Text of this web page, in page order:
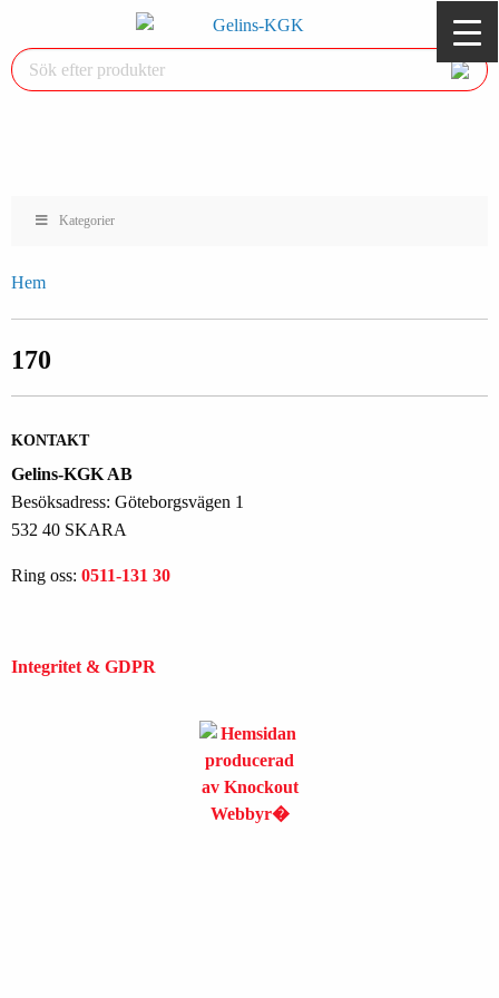
Kategorier
Hem
170
KONTAKT
Gelins-KGK AB
Besöksadress: Göteborgsvägen 1
532 40 SKARA
Ring oss: 0511-131 30
Integritet & GDPR